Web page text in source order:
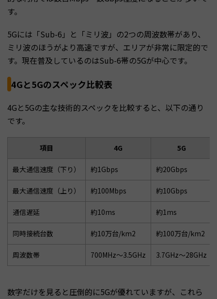
す。
5Gには「Sub-6」と「ミリ波」の2つの周波数帯があり、
ミリ波のほうがより高速ですが、エリアが非常に限定的で
す。現在普及しているのはSub-6帯の5Gが中心です。
4Gと5Gのスペック比較表
4Gと5Gの主な技術的スペックを比較すると、以下の通り
です。
項目 4G 5G
最大通信速度（下り） 約1Gbps 約20Gbps
最大通信速度（上り） 約100Mbps 約10Gbps
通信遅延 約10ms 約1ms
同時接続台数 約10万台/km2 約100万台/km2
周波数帯 700MHz〜3.5GHz 3.7GHz〜28GHz
数字だけを見ると圧倒的に5Gが優れていますが、これら